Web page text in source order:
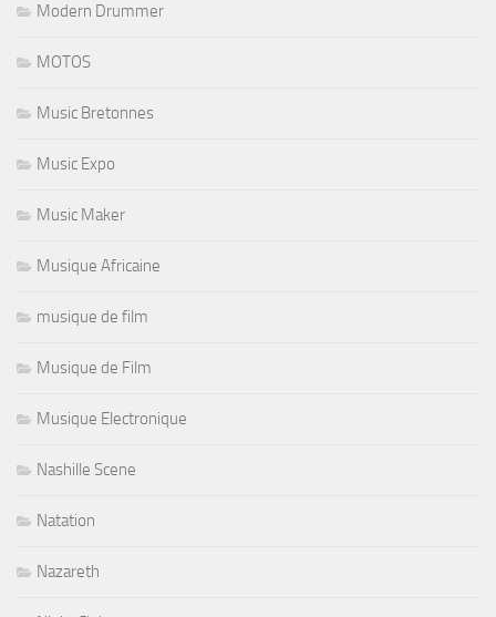
Modern Drummer
MOTOS
Music Bretonnes
Music Expo
Music Maker
Musique Africaine
musique de film
Musique de Film
Musique Electronique
Nashille Scene
Natation
Nazareth